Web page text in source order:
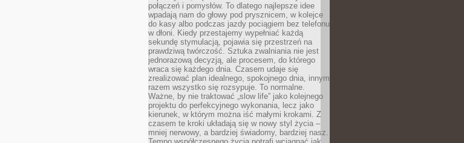
połączeń i pomysłów. To dlatego najlepsze idee
wpadają nam do głowy pod prysznicem, w kolejce
do kasy albo podczas jazdy pociągiem bez telefonu
w dłoni. Kiedy przestajemy wypełniać każdą
sekundę stymulacją, pojawia się przestrzeń na
prawdziwą twórczość. Sztuka zwalniania nie jest
jednorazową decyzją, ale procesem, do którego
wraca się każdego dnia. Czasem udaje się
zrealizować plan idealnego, spokojnego dnia, innym
razem wszystko się rozsypuje. To normalne.
Ważne, by nie traktować „slow life” jako kolejnego
projektu do perfekcyjnego wykonania, lecz jako
kierunek, w którym można iść małymi krokami. Z
czasem te kroki układają się w nowy styl życia –
mniej nerwowy, a bardziej świadomy, bardziej nasz.